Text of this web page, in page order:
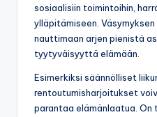
sosiaalisiin toimintoihin,
ylläpitämiseen.
nauttimaan arjen pienistä
tyytyväisyyttä elämään.
Esimerkiksi säännölliset
rentoutumisharjoitukset
parantaa elämänlaatua.